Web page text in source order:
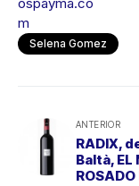
ospayma.co
m
Selena Gomez
ANTERIOR
RADIX,
Baltà, EL
ROSADO